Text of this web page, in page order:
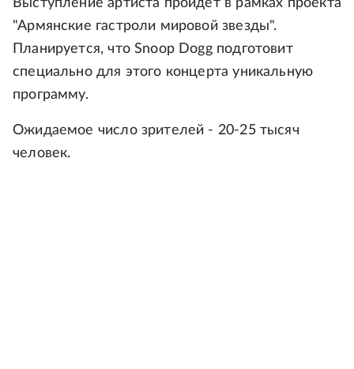
Выступление артиста пройдет в рамках проекта
"Армянские гастроли мировой звезды".
Планируется, что Snoop Dogg подготовит
специально для этого концерта уникальную
программу.
Ожидаемое число зрителей - 20-25 тысяч
человек.